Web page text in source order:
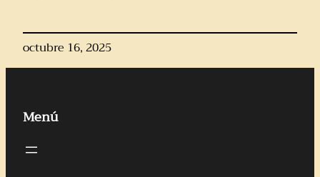
octubre 16, 2025
Menú